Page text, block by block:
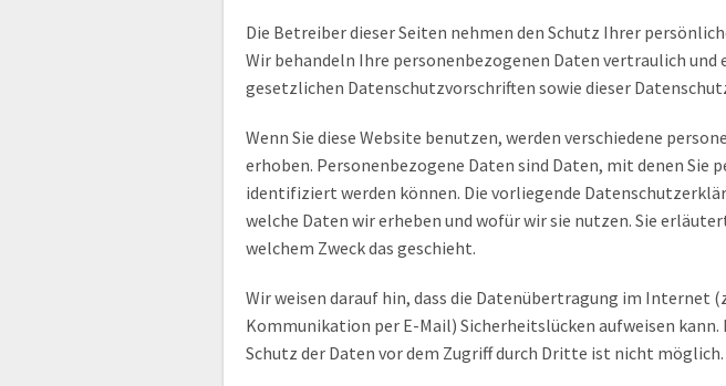
Die Betreiber dieser Seiten nehmen den Schutz Ihrer
Wir behandeln Ihre personenbezogenen Daten vertraulich und
gesetzlichen Datenschutzvorschriften sowie dieser
Wenn Sie diese Website benutzen, werden verschiedene
erhoben. Personenbezogene Daten sind Daten, mit denen Sie
identifiziert werden können. Die vorliegende
welche Daten wir erheben und wofür wir sie nutzen. Sie
welchem Zweck das geschieht.
Wir weisen darauf hin, dass die Datenübertragung im Internet
Kommunikation per E-Mail) Sicherheitslücken aufweisen kann.
Schutz der Daten vor dem Zugriff durch Dritte ist nicht möglich.